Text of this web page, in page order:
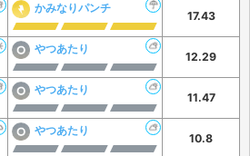
かみなりパンチ
17.43
やつあたり
12.29
やつあたり
11.47
やつあたり
10.8